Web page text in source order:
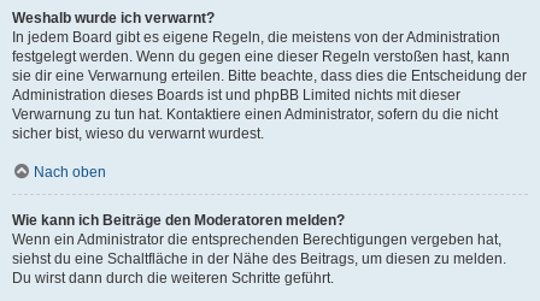
Weshalb wurde ich verwarnt?
In jedem Board gibt es eigene Regeln, die meistens von der Administration
festgelegt werden. Wenn du gegen eine dieser Regeln verstoßen hast, kann
sie dir eine Verwarnung erteilen. Bitte beachte, dass dies die Entscheidung der
Administration dieses Boards ist und phpBB Limited nichts mit dieser
Verwarnung zu tun hat. Kontaktiere einen Administrator, sofern du die nicht
sicher bist, wieso du verwarnt wurdest.
Nach oben
Wie kann ich Beiträge den Moderatoren melden?
Wenn ein Administrator die entsprechenden Berechtigungen vergeben hat,
siehst du eine Schaltfläche in der Nähe des Beitrags, um diesen zu melden.
Du wirst dann durch die weiteren Schritte geführt.